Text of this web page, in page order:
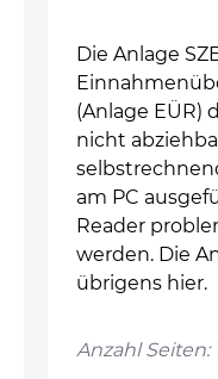
Die Anlage
(Anlage
nicht
am PC
Reader
werden. Die
übrigens hier.
Anzahl Seiten: